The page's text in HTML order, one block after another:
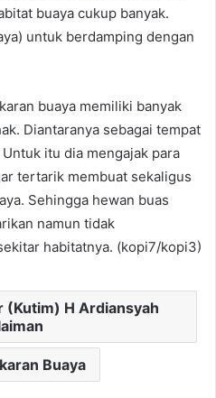
buaya cukup banyak.
untuk berdamping dengan
buaya memiliki banyak
Diantaranya sebagai tempat
itu dia mengajak para
tertarik membuat sekaligus
Sehingga hewan buas
namun tidak
habitatnya. (kopi7/kopi3)
(Kutim) H Ardiansyah
Buaya